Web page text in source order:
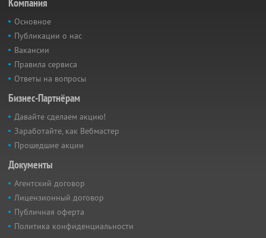
Компания
Основное
Публикации о нас
Вакансии
Правила сервиса
Ответы на вопросы
Бизнес-Партнёрам
Давайте сделаем акцию!
Заработайте, как Вебмастер
Прошедшие акции
Документы
Агентский договор
Лицензионный договор
Публичная оферта
Политика конфиденциальности